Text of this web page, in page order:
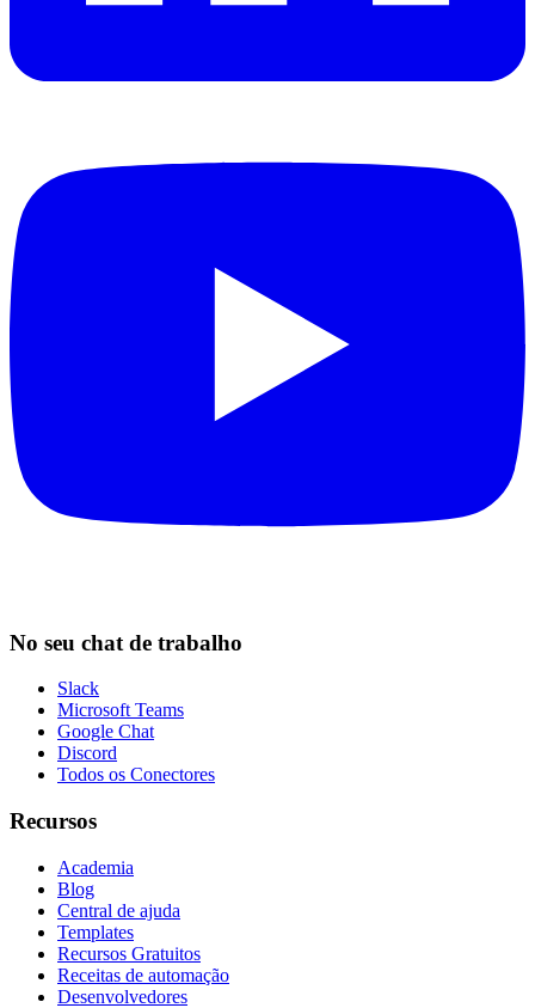
No seu chat de trabalho
Slack
Microsoft Teams
Google Chat
Discord
Todos os Conectores
Recursos
Academia
Blog
Central de ajuda
Templates
Recursos Gratuitos
Receitas de automação
Desenvolvedores